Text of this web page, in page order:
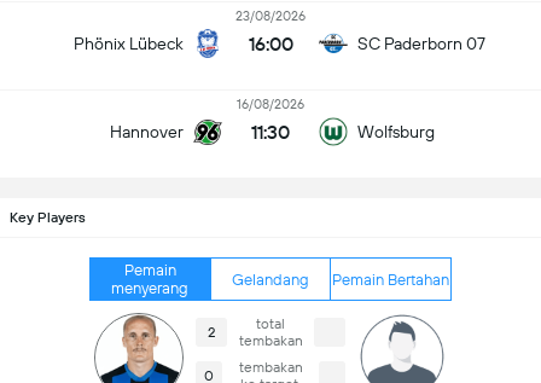
Phönix Lübeck
23/08/2026
16:00 SC Paderborn 07
Hannover
16/08/2026
11:30 Wolfsburg
Key Players
Pemain
menyerang
Gelandang Pemain Bertahan
2
total
tembakan
0
tembakan